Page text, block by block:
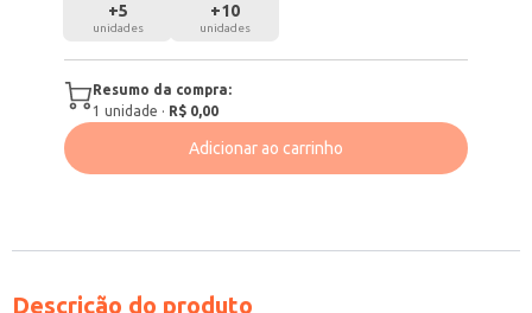
+5
unidades
+10
unidades
Resumo da compra:
1 unidade · R$ 0,00
Adicionar ao carrinho
Descrição do produto